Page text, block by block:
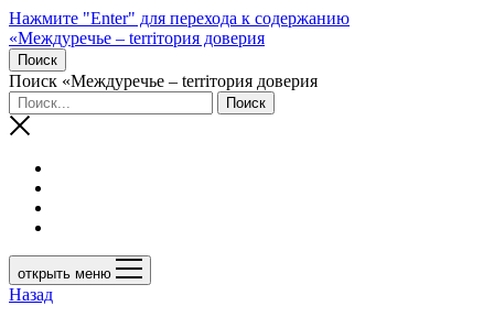
Нажмите "Enter" для перехода к содержанию
«Междуречье – terriтория доверия
Поиск
Поиск «Междуречье – terriтория доверия
открыть меню
Назад